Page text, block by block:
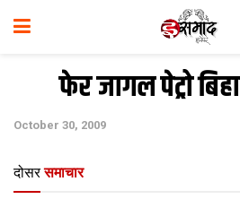
फेर जागल पेट्रो
October 30, 2009
दोसर समाचार